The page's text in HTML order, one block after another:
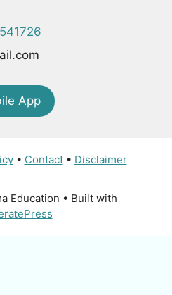
App
• Contact• Disclaimer
Education • Built with